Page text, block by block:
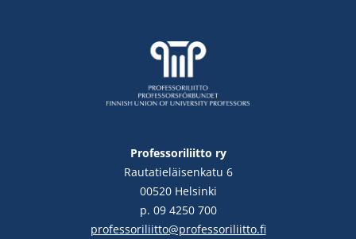
Professoriliitto ry
Rautatieläisenkatu 6
00520 Helsinki
p. 09 4250 700
professoriliitto@professoriliitto.fi